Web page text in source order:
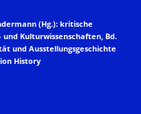
(Hg.): kritische
Kulturwissenschaften, Bd.
und Ausstellungsgeschichte
History